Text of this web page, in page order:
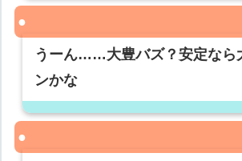
うーん……大豊バズ？安定なら
ンかな